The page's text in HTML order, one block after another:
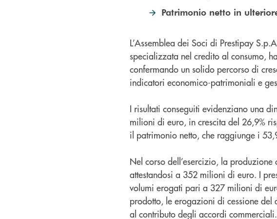
Patrimonio netto in
L’Assemblea dei Soci di Prestipay
specializzata nel credito al consumo,
confermando un solido percorso di
indicatori economico-patrimoniali e
I risultati conseguiti evidenziano una
milioni di euro, in crescita del 26,9%
il patrimonio netto, che raggiunge i
Nel corso dell’esercizio, la produzione
attestandosi a 352 milioni di euro. I
volumi erogati pari a 327 milioni di
prodotto, le erogazioni di cessione
al contributo degli accordi commerciali.